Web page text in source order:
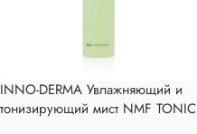
INNO-DERMA Увлажняющий и
тонизирующий мист NMF TONIC